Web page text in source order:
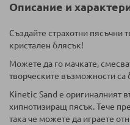
Описание и
Създайте страхотни пясъчни
кристален блясък!
Можете да го мачкате,
творческите възможности са
Kinetic Sand е
хипнотизиращ пясък. Тече
така че можете да играете